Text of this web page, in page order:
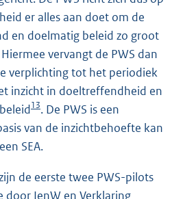
er alles aan doet om de
en doelmatig beleid zo groot
vervangt de PWS dan
verplichting tot het periodiek
inzicht in doeltreffendheid en
13. De PWS is een
van de inzichtbehoefte kan
SEA.
de eerste twee PWS-pilots
door IenW en Verklaring